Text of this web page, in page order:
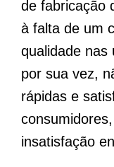
de fabricação
à falta de um
qualidade nas
por sua vez,
rápidas e
insatisfação